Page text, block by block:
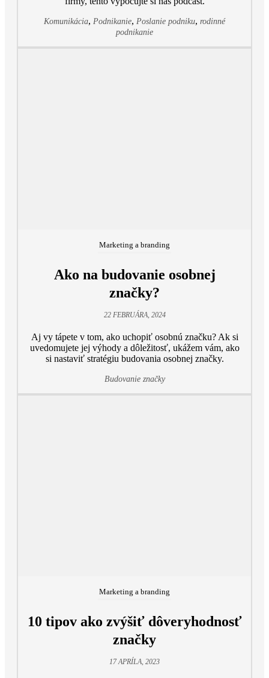
Komunikácia, Podnikanie, Poslanie podniku, rodinné
podnikanie
Marketing a branding
Ako na budovanie osobnej
značky?
22 FEBRUÁRA, 2024
Aj vy tápete v tom, ako uchopiť osobnú značku? Ak si
uvedomujete jej výhody a dôležitosť, ukážem vám, ako
si nastaviť stratégiu budovania osobnej značky.
Budovanie značky
Marketing a branding
10 tipov ako zvýšiť dôveryhodnosť
značky
17 APRÍLA, 2023